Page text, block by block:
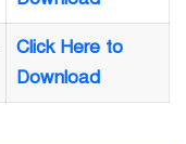
Click Here to
Download